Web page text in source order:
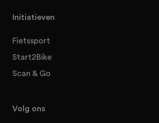
Initiatieven
Fietssport
Start2Bike
Scan & Go
Volg ons